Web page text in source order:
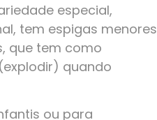
especial,
tem espigas menores
que tem como
quando
ou para